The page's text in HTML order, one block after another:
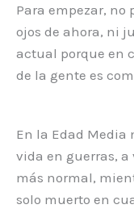
Para empezar, no
ojos de ahora, ni
actual porque en
de la gente es
En la Edad Media
vida en guerras, a
más normal,
solo muerto en